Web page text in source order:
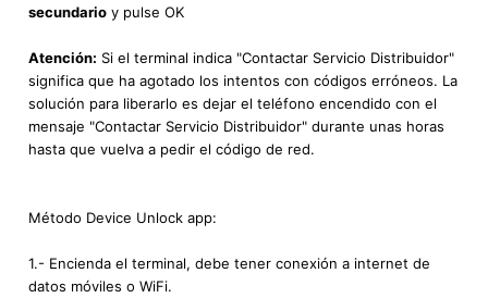
secundario y pulse OK
Atención: Si el terminal indica "Contactar Servicio Distribuidor"
significa que ha agotado los intentos con códigos erróneos. La
solución para liberarlo es dejar el teléfono encendido con el
mensaje "Contactar Servicio Distribuidor" durante unas horas
hasta que vuelva a pedir el código de red.
Método Device Unlock app:
1.- Encienda el terminal, debe tener conexión a internet de
datos móviles o WiFi.